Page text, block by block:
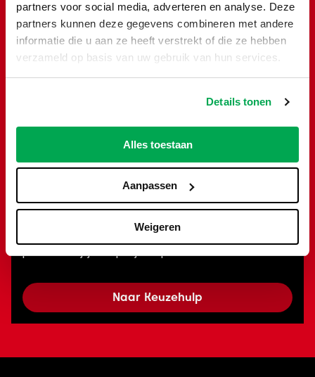
partners voor social media, adverteren en analyse. Deze
partners kunnen deze gegevens combineren met andere
informatie die u aan ze heeft verstrekt of die ze hebben
verzameld op basis van uw gebruik van hun services.
Details tonen
Alles toestaan
Aanpassen
Weigeren
Hulp nodig bij je
keuze?
Twijfel je welke container je nodig hebt? Met
onze Container Keuzehulp vind je in een paar
klikken precies wat je zoekt! Of je nu gaat
verbouwen, slopen of opruimen: je kan snel aan
de slag én bespaart geld.
Probeer het zelf en ontdek welke container
Naar Keuzehulp